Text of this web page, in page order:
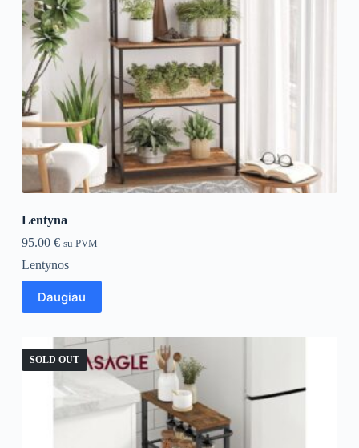
Lentyna
95.00 € su PVM
Lentynos
Daugiau
SOLD OUT